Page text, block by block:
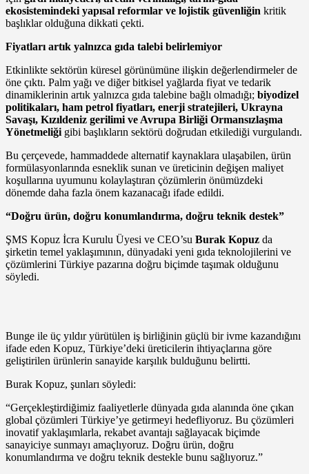
ekosistemindeki yapısal reformlar ve lojistik güvenliğin kritik
başlıklar olduğuna dikkati çekti.
Fiyatları artık yalnızca gıda talebi belirlemiyor
Etkinlikte sektörün küresel görünümüne ilişkin değerlendirmeler de
öne çıktı. Palm yağı ve diğer bitkisel yağlarda fiyat ve tedarik
dinamiklerinin artık yalnızca gıda talebine bağlı olmadığı; biyodizel
politikaları, ham petrol fiyatları, enerji stratejileri, Ukrayna
Savaşı, Kızıldeniz gerilimi ve Avrupa Birliği Ormansızlaşma
Yönetmeliği gibi başlıkların sektörü doğrudan etkilediği vurgulandı.
Bu çerçevede, hammaddede alternatif kaynaklara ulaşabilen, ürün
formülasyonlarında esneklik sunan ve üreticinin değişen maliyet
koşullarına uyumunu kolaylaştıran çözümlerin önümüzdeki
dönemde daha fazla önem kazanacağı ifade edildi.
“Doğru ürün, doğru konumlandırma, doğru teknik destek”
ŞMS Kopuz İcra Kurulu Üyesi ve CEO’su Burak Kopuz da
şirketin temel yaklaşımının, dünyadaki yeni gıda teknolojilerini ve
çözümlerini Türkiye pazarına doğru biçimde taşımak olduğunu
söyledi.
Bunge ile üç yıldır yürütülen iş birliğinin güçlü bir ivme kazandığını
ifade eden Kopuz, Türkiye’deki üreticilerin ihtiyaçlarına göre
geliştirilen ürünlerin sanayide karşılık bulduğunu belirtti.
Burak Kopuz, şunları söyledi:
“Gerçekleştirdiğimiz faaliyetlerle dünyada gıda alanında öne çıkan
global çözümleri Türkiye’ye getirmeyi hedefliyoruz. Bu çözümleri
inovatif yaklaşımlarla, rekabet avantajı sağlayacak biçimde
sanayiciye sunmayı amaçlıyoruz. Doğru ürün, doğru
konumlandırma ve doğru teknik destekle bunu sağlıyoruz.”